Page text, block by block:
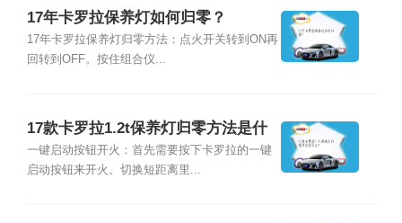
17年卡罗拉保养灯如何归零？
17年卡罗拉保养灯归零方法：点火开关转到ON再
回转到OFF。按住组合仪...
17款卡罗拉1.2t保养灯归零方法是什
么？
一键启动按钮开火：首先需要按下卡罗拉的一键
启动按钮来开火。切换短距离里...